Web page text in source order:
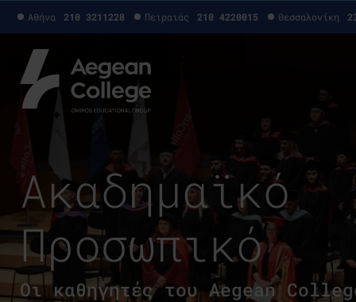
Αθήνα 210 3211228 Πειραιάς 210 4220015 Θεσσαλονίκη
Ακαδημαϊκό
Προσωπικό
Οι καθηγητές του Aegean